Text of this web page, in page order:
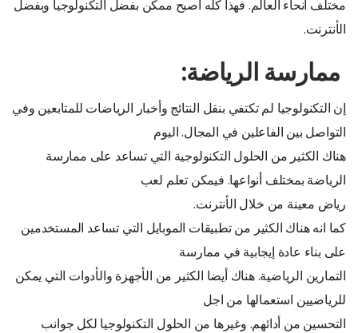
مختلف انحاء العالم. فهذا كله أصبح ممكن بفضل التكنولوجيا وبفضل
الأنترنت.
ممارسة الرياضة:
إن التكنولوجيا لم تكتفي بنقل النتائج وأخبار الرياضات للمتابعين وفي
التواصل بين الفاعلين في المجال. اليوم
هناك الكثير من الحلول التكنولوجية التي تساعد على ممارسة
الرياضة بمختلف أنواعها. فيمكن تعلم لعب
رياض معينة من خلال الأنترنت.
كما انه هناك الكثير من تطبيقات الموبايل التي تساعد المستخدمين
على بناء عادة إيجابية في ممارسة
التمارين الرياضية. هناك أيضا الكثير من الأجهزة والأدوات التي يمكن
للرياضيين استعمالها من اجل
التحسين من أدائهم. وغيرها من الحلول التكنولوجيا لكل جوانب